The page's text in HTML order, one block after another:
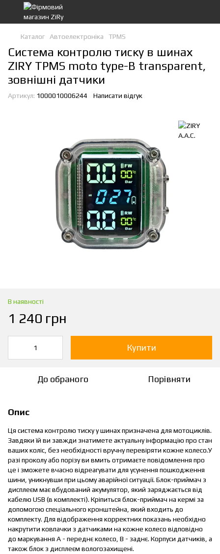
Каталог Автоелектроніка TPMS
Система контролю тиску в шинах
ZIRY TPMS moto type-B transparent,
зовнішні датчики
Артикул: 1000010006244 Написати відгук
В наявності
1 240 грн
Купити
До обраного Порівняти
Опис
Ця система контролю тиску у шинах призначена для мотоциклів.
Завдяки їй ви завжди знатимете актуальну інформацію про стан
ваших коліс, без необхідності вручну перевіряти кожне колесо.У
разі проколу або порізу ви вмить отримаєте повідомлення про
це і зможете вчасно відреагувати для усунення пошкодження
шини, уникнувши при цьому аварійної ситуації. Блок-приймач з
дисплеєм має вбудований акумулятор, який заряджається від
кабелю USB (в комплекті). Кріпиться блок-приймач на кермі за
допомогою спеціального кронштейна, який входить до
комплекту. Для відображення корректних показань необхідно
накрутити ковпачки з датчиками на кожне колесо відповідно
до маркування A - переднє колесо, B - заднє. Корпуси датчиків, а
також блок з дисплеєм вологозахищені.